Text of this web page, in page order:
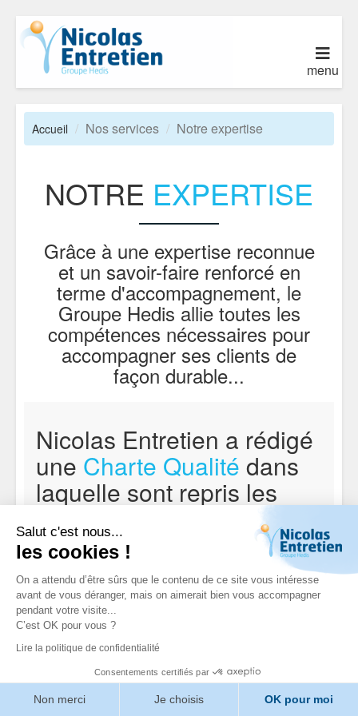
Salut c'est nous...
les cookies !
On a attendu d’être sûrs que le contenu de ce site vous intéresse
avant de vous déranger, mais on aimerait bien vous accompagner
pendant votre visite...
C’est OK pour vous ?
Lire la politique de confidentialité
Consentements certifiés par
Non merci Je choisis OK pour moi
menu
Accueil Nos services Notre expertise
NOTRE EXPERTISE
Grâce à une expertise reconnue
et un savoir-faire renforcé en
terme d'accompagnement, le
Groupe Hedis allie toutes les
compétences nécessaires pour
accompagner ses clients de
façon durable...
Nicolas Entretien a rédigé
une Charte Qualité dans
laquelle sont repris les
principes de base
fondamentaux :
Notre priorité :la satisfaction du client en
termes de qualité des produits et des prestations.
Nos compétences :
en termes de suivi afin de répondre aux exigences
de nos interlocuteurs.
Nos objectifs :la proposition de solutions
innovantes respectueuses de l’environnement,